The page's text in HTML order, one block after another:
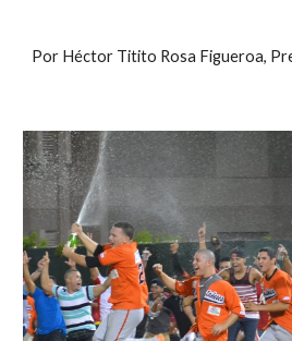
Por Héctor Titito Rosa Figueroa,